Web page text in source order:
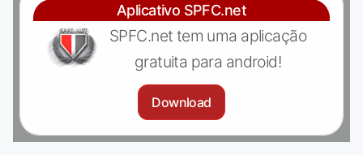
Aplicativo SPFC.net
SPFC.net tem uma aplicação
gratuita para android!
Download